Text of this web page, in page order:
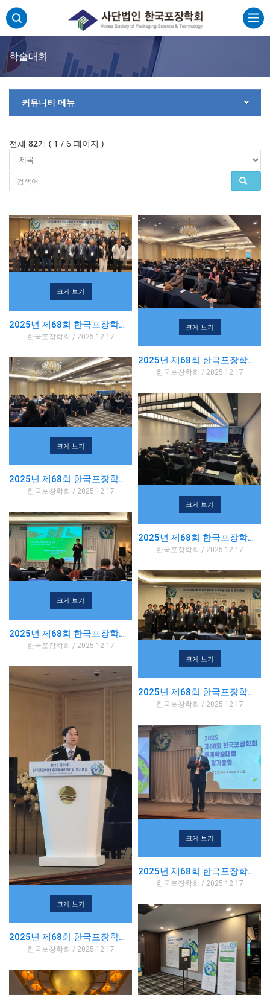
학술대회
커뮤니티 메뉴
전체 82개 ( 1 / 6 페이지 )
크게 보기
2025년 제68회 한국포장학회 추계학술대회
한국포장학회 / 2025.12.17
크게 보기
2025년 제68회 한국포장학회 추계학술대회
한국포장학회 / 2025.12.17
크게 보기
2025년 제68회 한국포장학회 추계학술대회
한국포장학회 / 2025.12.17
크게 보기
2025년 제68회 한국포장학회 추계학술대회
한국포장학회 / 2025.12.17
크게 보기
2025년 제68회 한국포장학회 추계학술대회
한국포장학회 / 2025.12.17
크게 보기
2025년 제68회 한국포장학회 추계학술대회
한국포장학회 / 2025.12.17
크게 보기
2025년 제68회 한국포장학회 추계학술대회
한국포장학회 / 2025.12.17
크게 보기
2025년 제68회 한국포장학회 추계학술대회
한국포장학회 / 2025.12.17